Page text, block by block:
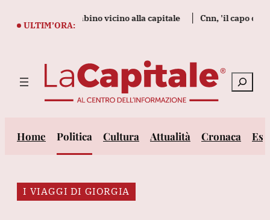
ULTIM’ORA:
cui un bambino vicino alla capitale Cnn, 'il capo degli
Cerca
Home Politica Cultura Attualità Cronaca
I VIAGGI DI GIORGIA